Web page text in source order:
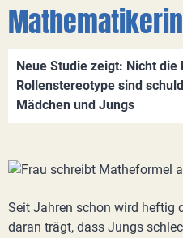
Neue Studie zeigt: Nicht
Rollenstereotype sind
Mädchen und Jungs
Seit Jahren schon wird heftig
daran trägt, dass Jungs